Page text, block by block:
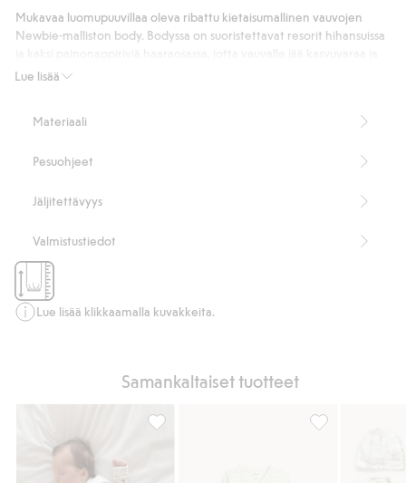
Lue lisää
Mukavaa luomupuuvillaa oleva ribattu kietaisumallinen vauvojen
Newbie-malliston body. Bodyssa on suoristettavat resorit hihansuissa
samaa vaatetta voidaan käyttää pidempään. Pehmeä ja mukava
Tuotenumero
Materiaali
Pesuohjeet
Jäljitettävyys
Valmistustiedot
Lue lisää klikkaamalla kuvakkeita.
Samankaltaiset tuotteet